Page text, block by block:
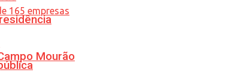
Mourão